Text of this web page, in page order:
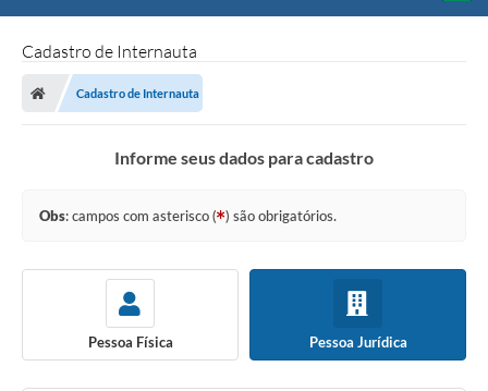
A Cidade
Secretarias
Diário Oficial
Cadastro de Internauta
Cadastro de Internauta
Informe seus dados para cadastro
Obs: campos com asterisco ( ) são obrigatórios.
Pessoa Física Pessoa Jurídica